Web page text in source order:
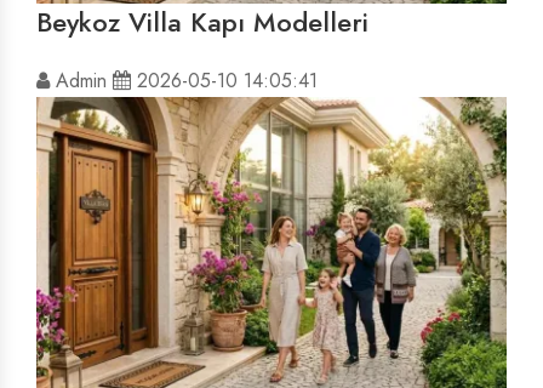
Beykoz Villa Kapı Modelleri
Admin 2026-05-10 14:05:41